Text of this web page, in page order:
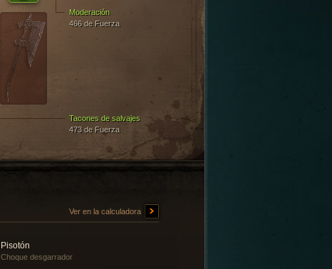
Tacones de salvajes
473 de Fuerza
Moderación
466 de Fuerza
Ver en la calculadora
Pisotón
Choque desgarrador